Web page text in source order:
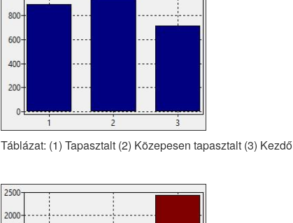
Táblázat: (1) Tapasztalt (2) Közepesen tapasztalt (3) Kezdő